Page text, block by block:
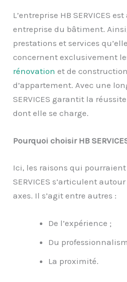
L’entreprise HB SERVICES
entreprise du bâtiment.
prestations et services
concernent exclusivement
rénovation et de
d’appartement. Avec une
SERVICES garantit la
dont elle se charge.
Pourquoi choisir HB
Ici, les raisons qui
SERVICES s’articulent
axes. Il s’agit entre autres :
De l’expérience ;
Du
La proximité.